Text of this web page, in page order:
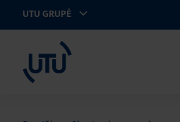
UTU GRUPĖ
UTU Lithuania